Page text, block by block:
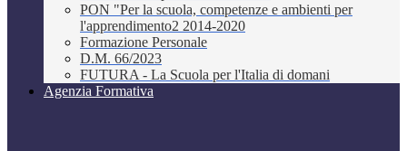
PON "Per la scuola, competenze e ambienti per
l'apprendimento2 2014-2020
Formazione Personale
D.M. 66/2023
FUTURA - La Scuola per l'Italia di domani
Agenzia Formativa